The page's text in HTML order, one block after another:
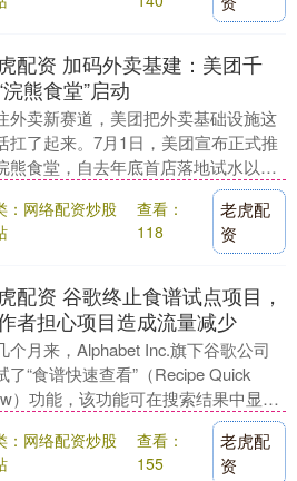
配资 加码外卖基建：美团千
浣熊食堂”启动
外卖新赛道，美团把外卖基础设施这
扛了起来。7月1日，美团宣布正式推
熊食堂，自去年底首店落地试水以
，截至目前已经在北京、杭州等地实际
运营10家门....
：网络配资炒股
查看：
118
老虎配
资
配资 谷歌终止食谱试点项目，
者担心项目造成流量减少
个月来，Alphabet Inc.旗下谷歌公司
了“食谱快速查看”（Recipe Quick
）功能，该功能可在搜索结果中显示
：网络配资炒股
查看：
155
老虎配
资